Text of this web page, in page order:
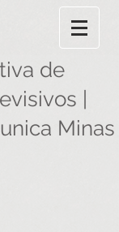
de
|
Minas